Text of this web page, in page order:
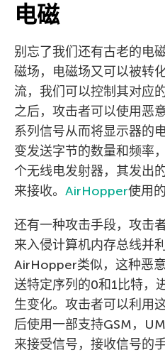
电磁
别忘了我们还有古老的电
磁场，电磁场又可以被转
流，我们可以控制其对应
之后，攻击者可以使用恶
系列信号从而将显示器的
变发送字节的数量和频率
个无线电发射器，其发出
来接收。 AirHopper使用
还有一种攻击手段，攻击
来入侵计算机内存总线并
AirHopper类似，这种恶
送特定序列的0和1比特，
生变化。攻击者可以利用
后使用一部支持GSM，
来接受信号，接收信号的